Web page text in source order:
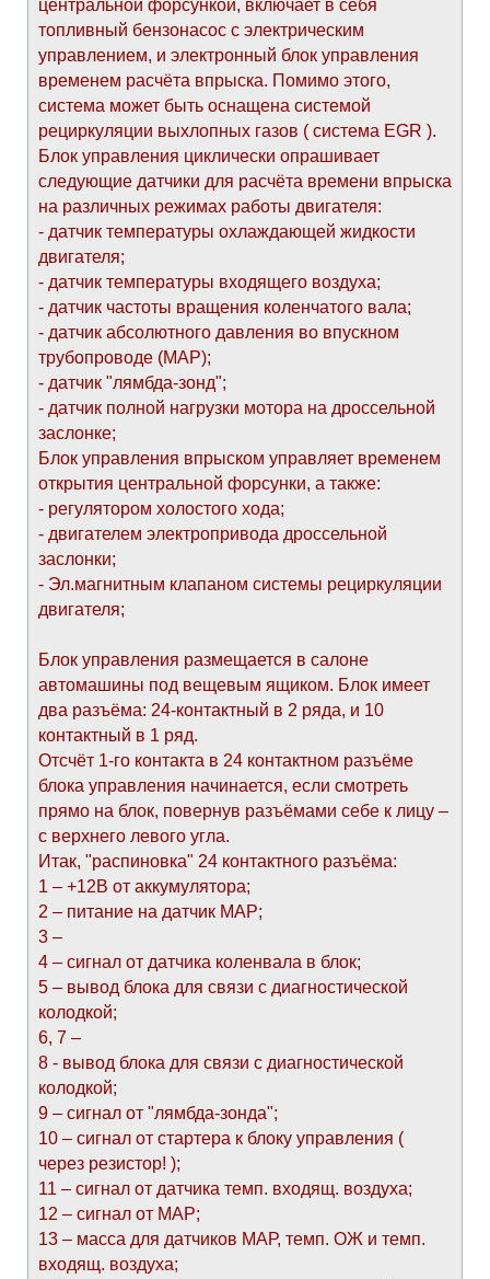
центральной форсункой, включает в себя
топливный бензонасос с электрическим
управлением, и электронный блок управления
временем расчёта впрыска. Помимо этого,
система может быть оснащена системой
рециркуляции выхлопных газов ( система EGR ).
Блок управления циклически опрашивает
следующие датчики для расчёта времени впрыска
на различных режимах работы двигателя:
- датчик температуры охлаждающей жидкости
двигателя;
- датчик температуры входящего воздуха;
- датчик частоты вращения коленчатого вала;
- датчик абсолютного давления во впускном
трубопроводе (МАР);
- датчик "лямбда-зонд";
- датчик полной нагрузки мотора на дроссельной
заслонке;
Блок управления впрыском управляет временем
открытия центральной форсунки, а также:
- регулятором холостого хода;
- двигателем электропривода дроссельной
заслонки;
- Эл.магнитным клапаном системы рециркуляции
двигателя;
Блок управления размещается в салоне
автомашины под вещевым ящиком. Блок имеет
два разъёма: 24-контактный в 2 ряда, и 10
контактный в 1 ряд.
Отсчёт 1-го контакта в 24 контактном разъёме
блока управления начинается, если смотреть
прямо на блок, повернув разъёмами себе к лицу –
с верхнего левого угла.
Итак, "распиновка" 24 контактного разъёма:
1 – +12В от аккумулятора;
2 – питание на датчик МАР;
3 –
4 – сигнал от датчика коленвала в блок;
5 – вывод блока для связи с диагностической
колодкой;
6, 7 –
8 - вывод блока для связи с диагностической
колодкой;
9 – сигнал от "лямбда-зонда";
10 – сигнал от стартера к блоку управления (
через резистор! );
11 – сигнал от датчика темп. входящ. воздуха;
12 – сигнал от МАР;
13 – масса для датчиков МАР, темп. ОЖ и темп.
входящ. воздуха;